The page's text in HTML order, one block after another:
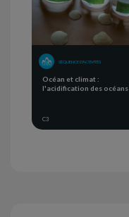
SÉQUENCE D'ACTIVITÉS
Océan et climat :
l'acidification des océans
C3